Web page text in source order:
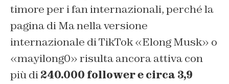
timore per i fan internazionali, perché la
pagina di Ma nella versione
internazionale di TikTok «Elong Musk» o
«mayilong0» risulta ancora attiva con
più di240.000 follower e circa 3,9